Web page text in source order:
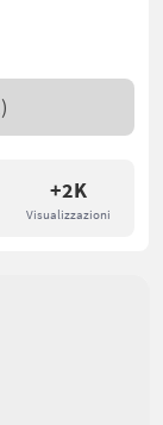
+2K
Visualizzazioni